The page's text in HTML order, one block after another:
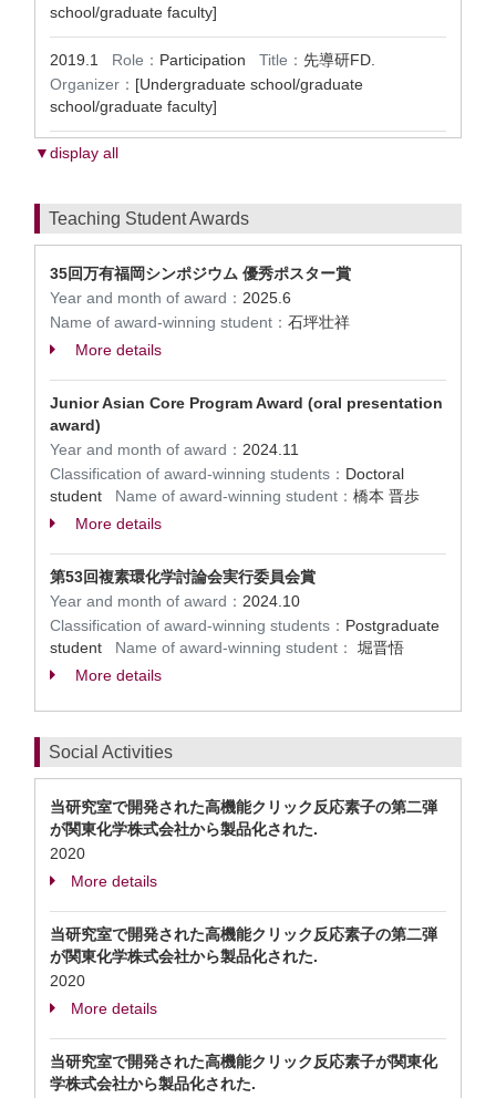
school/graduate faculty]
2019.1 Role： Participation Title： 先導研FD.
Organizer： [Undergraduate school/graduate
school/graduate faculty]
▼display all
Teaching Student Awards
35回万有福岡シンポジウム 優秀ポスター賞
Year and month of award： 2025.6
Name of award-winning student： 石坪壮祥
More details
Junior Asian Core Program Award (oral presentation
award)
Year and month of award： 2024.11
Classification of award-winning students： Doctoral
student Name of award-winning student： 橋本 晋歩
More details
第53回複素環化学討論会実行委員会賞
Year and month of award： 2024.10
Classification of award-winning students： Postgraduate
student Name of award-winning student：
堀晋悟
More details
Social Activities
当研究室で開発された高機能クリック反応素子の第二弾
が関東化学株式会社から製品化された.
2020
More details
当研究室で開発された高機能クリック反応素子の第二弾
が関東化学株式会社から製品化された.
2020
More details
当研究室で開発された高機能クリック反応素子が関東化
学株式会社から製品化された.